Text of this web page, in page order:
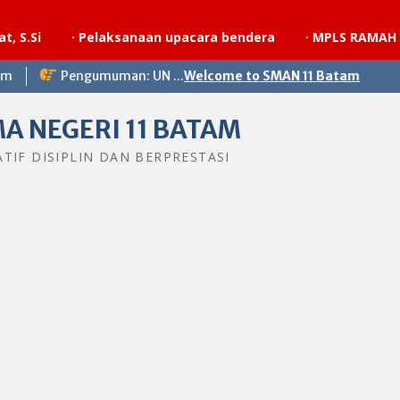
·Pelaksanaan upacara bendera ·MPLS RAMAH SMAN 11
Pengumuman: UN ...Welcome to SMAN 11 Batam
NEGERI 11 BATAM
DISIPLIN DAN BERPRESTASI